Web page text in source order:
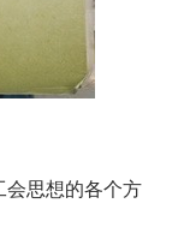
会思想的各个方